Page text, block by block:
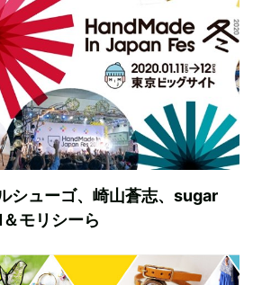
シューゴ、崎山蒼志、sugar
モリシーら